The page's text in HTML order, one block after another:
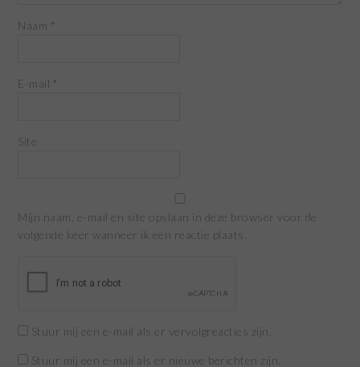
Naam *
E-mail *
Site
Mijn naam, e-mail en site opslaan in deze browser voor de
volgende keer wanneer ik een reactie plaats.
Stuur mij een e-mail als er vervolgreacties zijn.
Stuur mij een e-mail als er nieuwe berichten zijn.